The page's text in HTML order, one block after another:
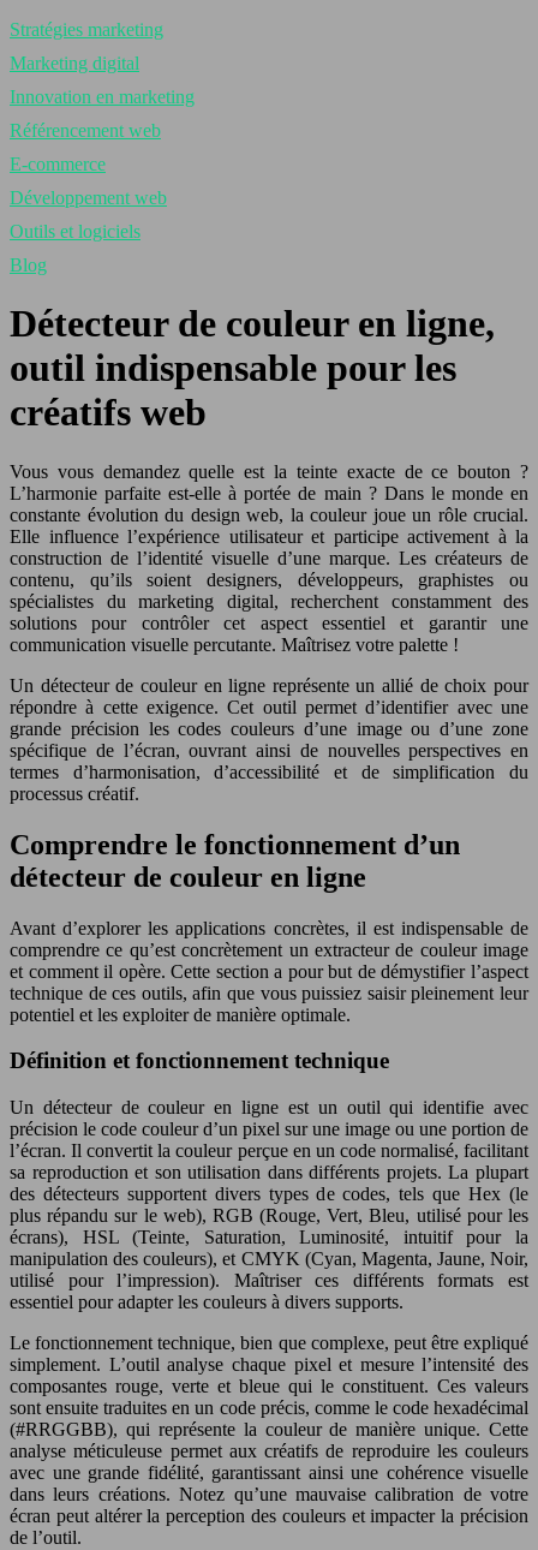
Stratégies marketing
Marketing digital
Innovation en marketing
Référencement web
E-commerce
Développement web
Outils et logiciels
Blog
Détecteur de couleur en ligne,
outil indispensable pour les
créatifs web
Vous vous demandez quelle est la teinte exacte de ce bouton ?
L’harmonie parfaite est-elle à portée de main ? Dans le monde en
constante évolution du design web, la couleur joue un rôle crucial.
Elle influence l’expérience utilisateur et participe activement à la
construction de l’identité visuelle d’une marque. Les créateurs de
contenu, qu’ils soient designers, développeurs, graphistes ou
spécialistes du marketing digital, recherchent constamment des
solutions pour contrôler cet aspect essentiel et garantir une
communication visuelle percutante. Maîtrisez votre palette !
Un détecteur de couleur en ligne représente un allié de choix pour
répondre à cette exigence. Cet outil permet d’identifier avec une
grande précision les codes couleurs d’une image ou d’une zone
spécifique de l’écran, ouvrant ainsi de nouvelles perspectives en
termes d’harmonisation, d’accessibilité et de simplification du
processus créatif.
Comprendre le fonctionnement d’un
détecteur de couleur en ligne
Avant d’explorer les applications concrètes, il est indispensable de
comprendre ce qu’est concrètement un extracteur de couleur image
et comment il opère. Cette section a pour but de démystifier l’aspect
technique de ces outils, afin que vous puissiez saisir pleinement leur
potentiel et les exploiter de manière optimale.
Définition et fonctionnement technique
Un détecteur de couleur en ligne est un outil qui identifie avec
précision le code couleur d’un pixel sur une image ou une portion de
l’écran. Il convertit la couleur perçue en un code normalisé, facilitant
sa reproduction et son utilisation dans différents projets. La plupart
des détecteurs supportent divers types de codes, tels que Hex (le
plus répandu sur le web), RGB (Rouge, Vert, Bleu, utilisé pour les
écrans), HSL (Teinte, Saturation, Luminosité, intuitif pour la
manipulation des couleurs), et CMYK (Cyan, Magenta, Jaune, Noir,
utilisé pour l’impression). Maîtriser ces différents formats est
essentiel pour adapter les couleurs à divers supports.
Le fonctionnement technique, bien que complexe, peut être expliqué
simplement. L’outil analyse chaque pixel et mesure l’intensité des
composantes rouge, verte et bleue qui le constituent. Ces valeurs
sont ensuite traduites en un code précis, comme le code hexadécimal
(#RRGGBB), qui représente la couleur de manière unique. Cette
analyse méticuleuse permet aux créatifs de reproduire les couleurs
avec une grande fidélité, garantissant ainsi une cohérence visuelle
dans leurs créations. Notez qu’une mauvaise calibration de votre
écran peut altérer la perception des couleurs et impacter la précision
de l’outil.